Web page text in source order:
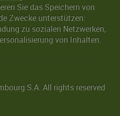
Sie das Speichern von
Zwecke unterstützen:
zu sozialen Netzwerken,
von Inhalten.
S.A. All rights reserved